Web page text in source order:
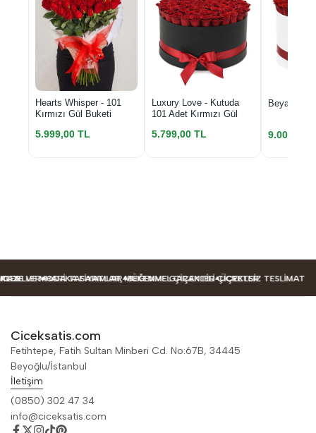
Hearts Whisper - 101
Kırmızı Gül Buketi
5.999,00 TL
Luxury Love - Kutuda
101 Adet Kırmızı Gül
5.799,00 TL
Beyaz
9.000,00
HARIKA FIYATLAR, MÜKEMMEL ÇIÇEKLER ÜCRETSIZ TESLIMAT
VE MODA TASARIMLAR BEĞENME GARANTILI ÇIÇEKLER
Ciceksatis.com
Fetihtepe, Fatih Sultan Minberi Cd. No:67B, 34445
Beyoğlu/İstanbul
İletişim
(0850) 302 47 34
info@ciceksatis.com